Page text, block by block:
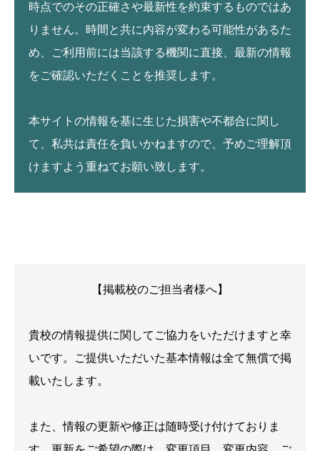
時点でのその正確さや最新性を約束するものではあ
りません。時間と共に内容が変わる可能性があるた
め、ご利用前には当該する機関に直接、最新の情報
をご確認いただくことを推奨します。
本サイトの情報を基に生じた損害や不都合に関し
て、私共は責任を負いかねますので、予めご理解頂
けますよう重ねてお願い致します。
【掲載校のご担当者様へ】
貴校の情報提供に関してご協力をいただけますと幸
いです。ご提供いただいた基本情報は全て無償で掲
載いたします。
また、情報の更新や修正は随時受け付けておりま